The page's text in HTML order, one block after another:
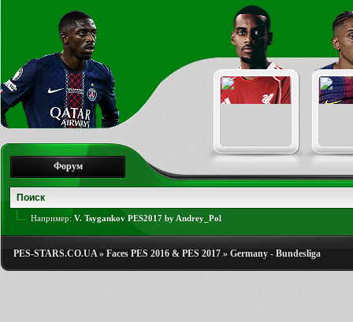
Форум
Например: V. Tsygankov PES2017 by Andrey_Pol
PES-STARS.CO.UA» Faces PES 2016 & PES 2017 » Germany - Bundesliga